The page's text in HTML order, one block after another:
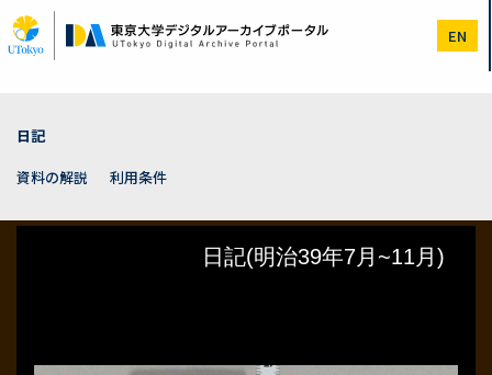
イ
ン
EN
日記
資料の解説
利用条件